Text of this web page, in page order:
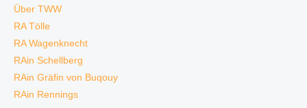
Über TWW
RA Tölle
RA Wagenknecht
RAin Schellberg
RAin Gräfin von Buqouy
RAin Rennings